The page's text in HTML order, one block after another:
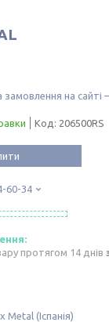
замовлення на сайті
Код: 206500RS
60-34
протягом 14 днів
(Іспанія)